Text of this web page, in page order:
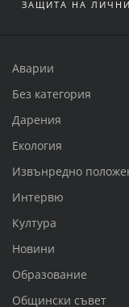
ЗАЩИТА НА
Аварии
Без категория
Дарения
Екология
Извънредно
Интервю
Култура
Новини
Образование
Общински съвет